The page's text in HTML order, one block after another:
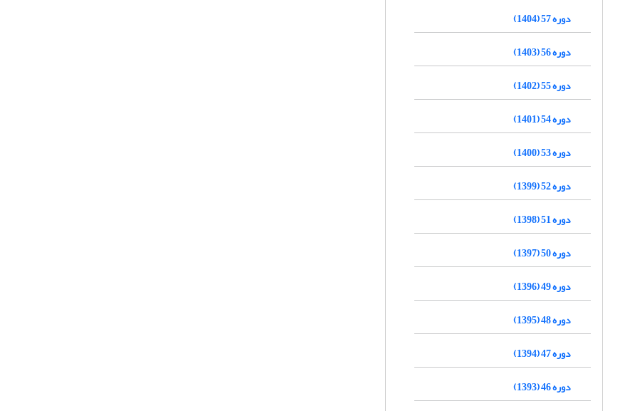
دوره 57 (1404)
دوره 56 (1403)
دوره 55 (1402)
دوره 54 (1401)
دوره 53 (1400)
دوره 52 (1399)
دوره 51 (1398)
دوره 50 (1397)
دوره 49 (1396)
دوره 48 (1395)
دوره 47 (1394)
دوره 46 (1393)